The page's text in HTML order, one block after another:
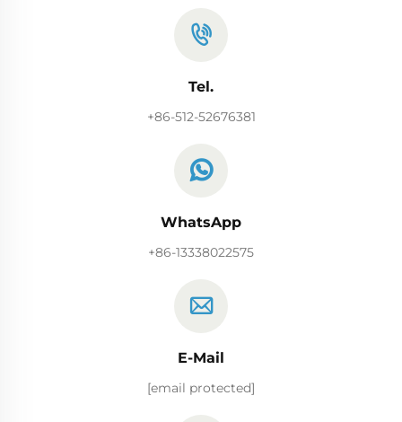
Tel.
+86-512-52676381
WhatsApp
+86-13338022575
E-Mail
[email protected]